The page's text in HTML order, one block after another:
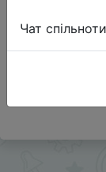
Додаткова
Слідкуйте за
Чат